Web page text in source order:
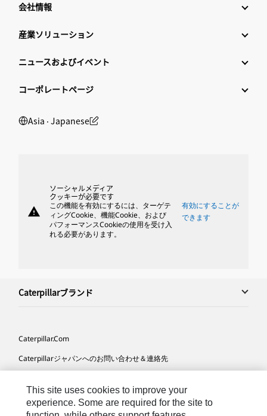
会社情報
産業ソリューション
ニュースおよびイベント
コーポレートページ
Asia ‧ Japanese
warning
ソーシャルメディア
クッキーが必要です
この機能を有効にするには、ターゲテ
ィングCookie、機能Cookie、および
パフォーマンスCookieの使用を受け入
れる必要があります。
有効にすることが
できます
Caterpillarブランド
Caterpillar.com
Caterpillarジャパンへのお問い合わせ＆連絡先
サイト･マップ
This site uses cookies to improve your
experience. Some are required for the site to